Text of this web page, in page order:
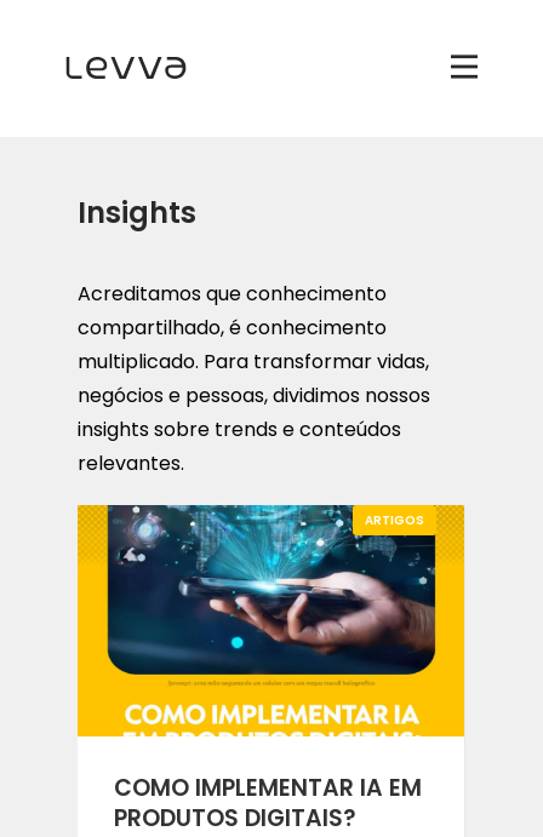
Insights
Acreditamos que conhecimento
compartilhado, é conhecimento
multiplicado. Para transformar vidas,
negócios e pessoas, dividimos nossos
insights sobre trends e conteúdos
relevantes.
ARTIGOS
COMO IMPLEMENTAR IA EM
PRODUTOS DIGITAIS?​